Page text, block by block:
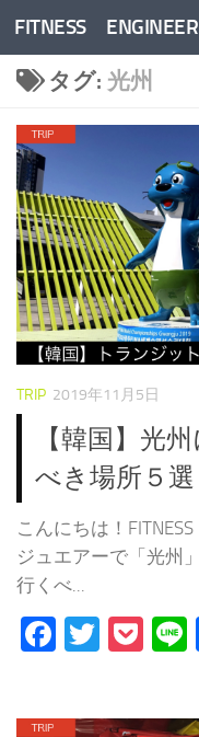
コンテンツへスキップ
FITNESS ENGINEER
タグ: 光州
TRIP 2019年11月5日
【韓国】光
べき場所５選
こんにちは！
ジュエアーで「光州
行くべ...
Facebook